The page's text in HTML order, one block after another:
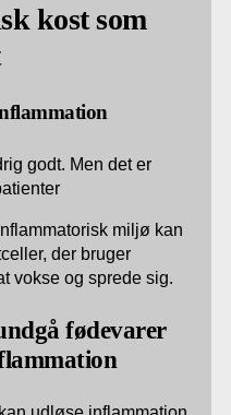
kost som
godt. Men det er
miljø kan
der bruger
vokse og sprede sig.
fødevarer